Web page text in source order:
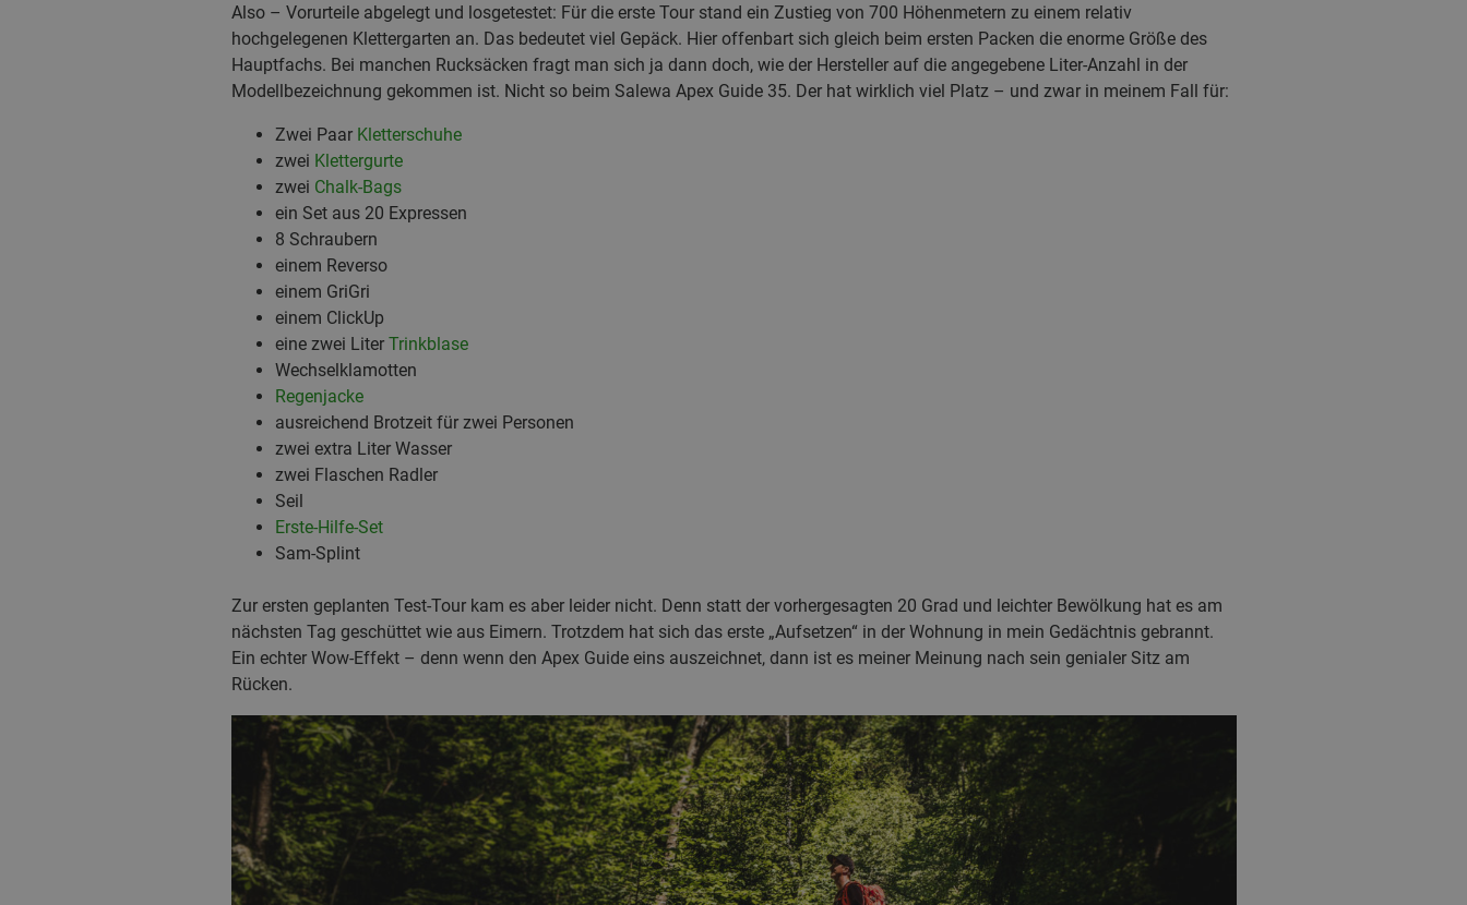
Also – Vorurteile abgelegt und losgetestet: Für die erste Tour stand ein Zustieg von 700 Höhenmetern zu einem relativ
hochgelegenen Klettergarten an. Das bedeutet viel Gepäck. Hier offenbart sich gleich beim ersten Packen die enorme Größe des
Hauptfachs. Bei manchen Rucksäcken fragt man sich ja dann doch, wie der Hersteller auf die angegebene Liter-Anzahl in der
Modellbezeichnung gekommen ist. Nicht so beim Salewa Apex Guide 35. Der hat wirklich viel Platz – und zwar in meinem Fall für:
Zwei Paar Kletterschuhe
zwei Klettergurte
zwei Chalk-Bags
ein Set aus 20 Expressen
8 Schraubern
einem Reverso
einem GriGri
einem ClickUp
eine zwei Liter Trinkblase
Wechselklamotten
Regenjacke
ausreichend Brotzeit für zwei Personen
zwei extra Liter Wasser
zwei Flaschen Radler
Seil
Erste-Hilfe-Set
Sam-Splint
Zur ersten geplanten Test-Tour kam es aber leider nicht. Denn statt der vorhergesagten 20 Grad und leichter Bewölkung hat es am
nächsten Tag geschüttet wie aus Eimern. Trotzdem hat sich das erste „Aufsetzen“ in der Wohnung in mein Gedächtnis gebrannt.
Ein echter Wow-Effekt – denn wenn den Apex Guide eins auszeichnet, dann ist es meiner Meinung nach sein genialer Sitz am
Rücken.